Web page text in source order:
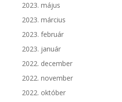
2023. május
2023. március
2023. február
2023. január
2022. december
2022. november
2022. október